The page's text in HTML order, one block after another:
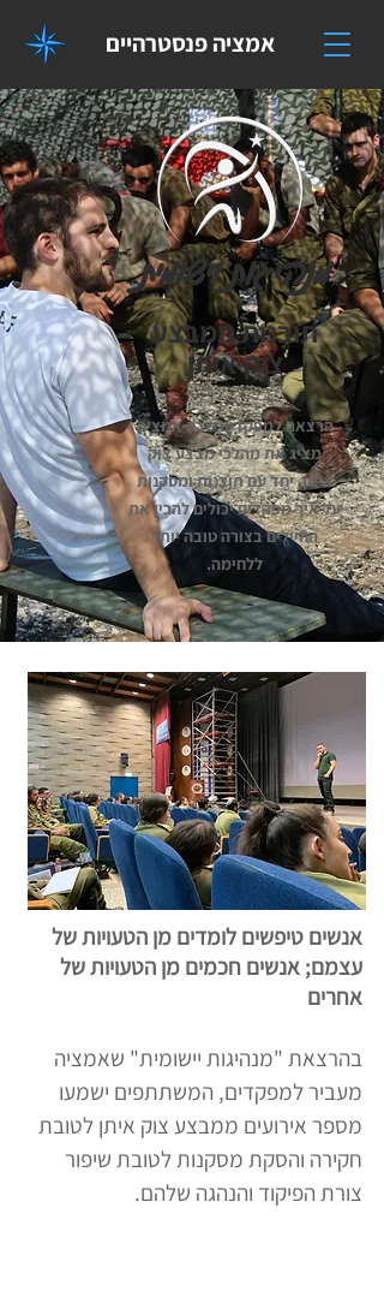
אמציה פנסטרהיים
מנהיגות יישומית
תובנות ממבצע
צוק איתן
הרצאה למפקדים שבה אמציה
מציג את מהלכי מבצע צוק
איתן, יחד עם תובנות ומסקנות
על איך מפקדים יכולים להכין את
החיילים בצורה טובה יותר
ללחימה.
אנשים טיפשים לומדים מן הטעויות של
עצמם; אנשים חכמים מן הטעויות של
אחרים
בהרצאת "מנהיגות יישומית" שאמציה
מעביר למפקדים, המשתתפים ישמעו
מספר אירועים ממבצע צוק איתן לטובת
חקירה והסקת מסקנות לטובת שיפור
צורת הפיקוד והנהגה שלהם.